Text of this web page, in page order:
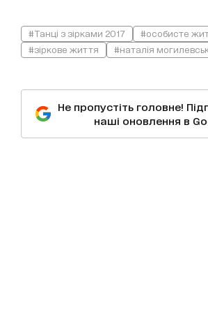
#Танці з зірками 2017
#особисте
#зіркове життя
#наталія
Не пропустіть головне!
наші оновлення в